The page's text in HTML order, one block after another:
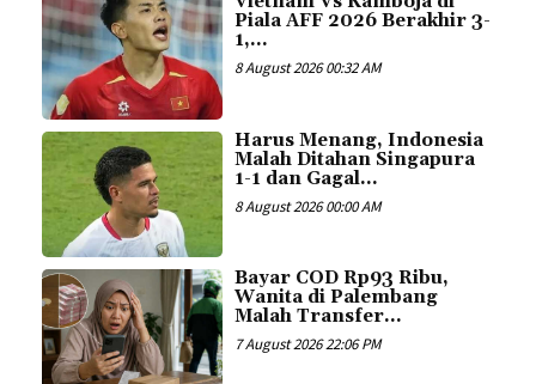
Piala AFF 2026 Berakhir 3-
1,...
8 August 2026 00:32 AM
Harus Menang, Indonesia
Malah Ditahan Singapura
1-1 dan Gagal...
8 August 2026 00:00 AM
Bayar COD Rp93 Ribu,
Wanita di Palembang
Malah Transfer...
7 August 2026 22:06 PM